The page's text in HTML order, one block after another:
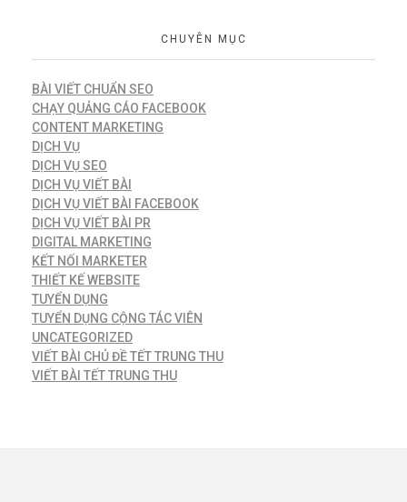
CHUYÊN MỤC
BÀI VIẾT CHUẨN SEO
CHẠY QUẢNG CÁO FACEBOOK
CONTENT MARKETING
DỊCH VỤ
DỊCH VỤ SEO
DỊCH VỤ VIẾT BÀI
DỊCH VỤ VIẾT BÀI FACEBOOK
DỊCH VỤ VIẾT BÀI PR
DIGITAL MARKETING
KẾT NỐI MARKETER
THIẾT KẾ WEBSITE
TUYỂN DỤNG
TUYỂN DỤNG CỘNG TÁC VIÊN
UNCATEGORIZED
VIẾT BÀI CHỦ ĐỀ TẾT TRUNG THU
VIẾT BÀI TẾT TRUNG THU